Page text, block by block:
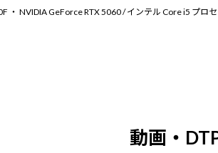
・ NVIDIA GeForce RTX 5060 / インテル Core i5 プロ
動画・